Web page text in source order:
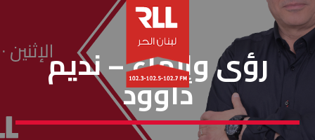
رؤى وإنماء
رؤى وإنماء – نديم
داوود